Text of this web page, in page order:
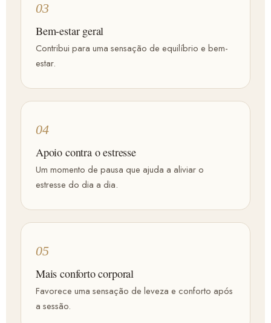
03
Bem-estar geral
Contribui para uma sensação de equilíbrio e bem-
estar.
04
Apoio contra o estresse
Um momento de pausa que ajuda a aliviar o
estresse do dia a dia.
05
Mais conforto corporal
Favorece uma sensação de leveza e conforto após
a sessão.